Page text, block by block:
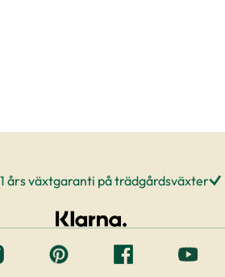
1 års växtgaranti på trädgårdsväxter